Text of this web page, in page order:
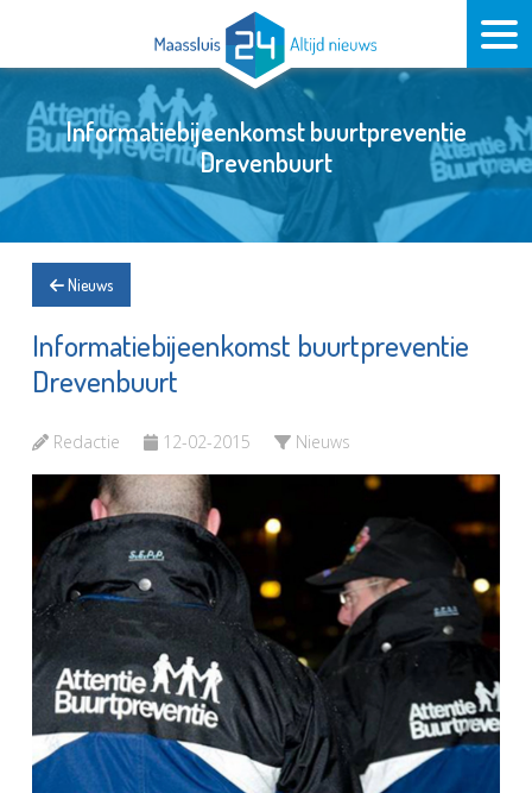
Informatiebijeenkomst buurtpreventie
Drevenbuurt
Nieuws
Informatiebijeenkomst buurtpreventie
Drevenbuurt
Redactie 12-02-2015 Nieuws